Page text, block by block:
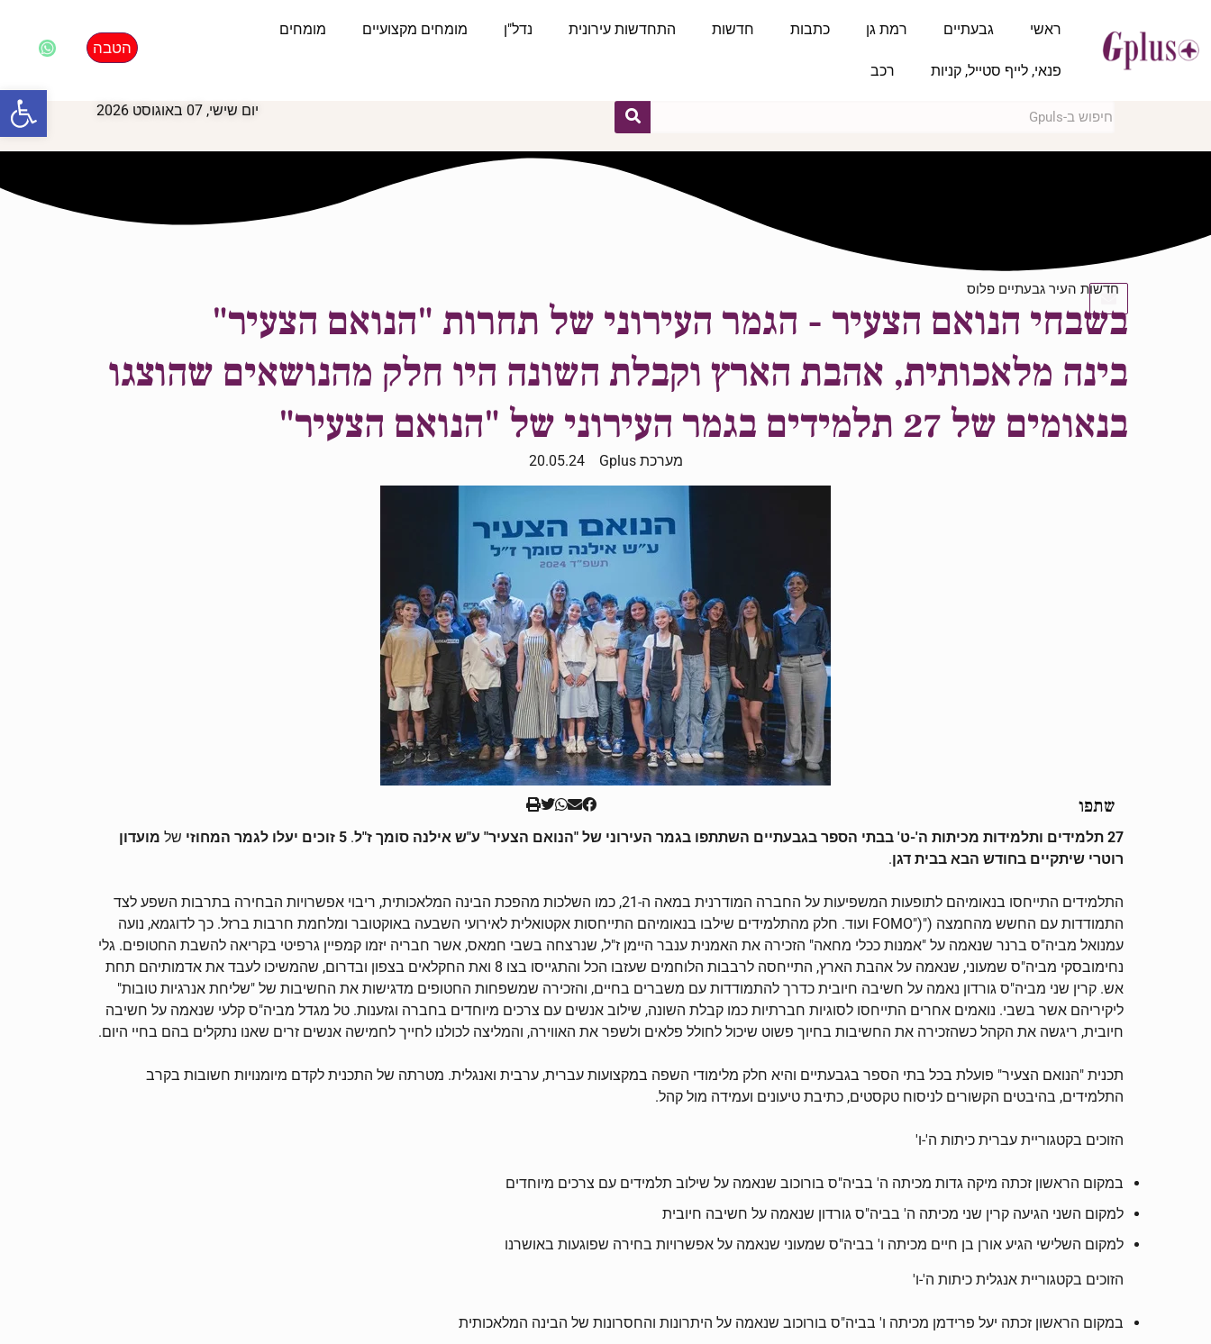
ראשי גבעתיים רמת גן כתבות חדשות התחדשות עירונית נדל"ן מומחים מקצועיים מומחים
פנאי, לייף סטייל, קניות רכב
הטבה
יום שישי, 07 באוגוסט 2026
חדשות העיר גבעתיים פלוס
בשבחי הנואם הצעיר - הגמר העירוני של תחרות "הנואם הצעיר"
בינה מלאכותית, אהבת הארץ וקבלת השונה היו חלק מהנושאים שהוצגו
בנאומים של 27 תלמידים בגמר העירוני של "הנואם הצעיר"
מערכת Gplus 20.05.24
שתפו
27 תלמידים ותלמידות מכיתות ה'-ט' בבתי הספר בגבעתיים השתתפו בגמר העירוני של "הנואם הצעיר" ע"ש אילנה סומך ז"ל . 5 זוכים יעלו לגמר המחוזי של מועדון
רוטרי שיתקיים בחודש הבא בבית דגן.
התלמידים התייחסו בנאומיהם לתופעות המשפיעות על החברה המודרנית במאה ה-21, כמו השלכות מהפכת הבינה המלאכותית, ריבוי אפשרויות הבחירה בתרבות השפע לצד
התמודדות עם החשש מהחמצה ("("FOMO ועוד. חלק מהתלמידים שילבו בנאומיהם התייחסות אקטואלית לאירועי השבעה באוקטובר ומלחמת חרבות ברזל. כך לדוגמא, נועה
עמנואל מביה"ס ברנר שנאמה על "אמנות ככלי מחאה" הזכירה את האמנית ענבר היימן ז"ל, שנרצחה בשבי חמאס, אשר חבריה יזמו קמפיין גרפיטי בקריאה להשבת החטופים. גלי
נחימובסקי מביה"ס שמעוני, שנאמה על אהבת הארץ, התייחסה לרבבות הלוחמים שעזבו הכל והתגייסו בצו 8 ואת החקלאים בצפון ובדרום, שהמשיכו לעבד את אדמותיהם תחת
אש. קרין שני מביה"ס גורדון נאמה על חשיבה חיובית כדרך להתמודדות עם משברים בחיים, והזכירה שמשפחות החטופים מדגישות את החשיבות של "שליחת אנרגיות טובות"
ליקיריהם אשר בשבי. נואמים אחרים התייחסו לסוגיות חברתיות כמו קבלת השונה, שילוב אנשים עם צרכים מיוחדים בחברה וגזענות. טל מגדל מביה"ס קלעי שנאמה על חשיבה
חיובית, ריגשה את הקהל כשהזכירה את החשיבות בחיוך פשוט שיכול לחולל פלאים ולשפר את האווירה, והמליצה לכולנו לחייך לחמישה אנשים זרים שאנו נתקלים בהם בחיי היום.
תכנית "הנואם הצעיר" פועלת בכל בתי הספר בגבעתיים והיא חלק מלימודי השפה במקצועות עברית, ערבית ואנגלית. מטרתה של התכנית לקדם מיומנויות חשובות בקרב
התלמידים, בהיבטים הקשורים לניסוח טקסטים, כתיבת טיעונים ועמידה מול קהל.
הזוכים בקטגוריית עברית כיתות ה'-ו'
במקום הראשון זכתה מיקה גדות מכיתה ה' בביה"ס בורוכוב שנאמה על שילוב תלמידים עם צרכים מיוחדים
למקום השני הגיעה קרין שני מכיתה ה' בביה"ס גורדון שנאמה על חשיבה חיובית
למקום השלישי הגיע אורן בן חיים מכיתה ו' בביה"ס שמעוני שנאמה על אפשרויות בחירה שפוגעות באושרנו
הזוכים בקטגוריית אנגלית כיתות ה'-ו'
במקום הראשון זכתה יעל פרידמן מכיתה ו' בביה"ס בורוכוב שנאמה על היתרונות והחסרונות של הבינה המלאכותית
פתח